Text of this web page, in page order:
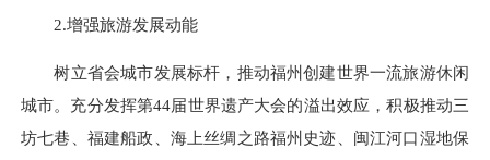
2.增强旅游发展动能
树立省会城市发展标杆，推动福州创建世界一流旅游休闲
城市。充分发挥第44届世界遗产大会的溢出效应，积极推动三
坊七巷、福建船政、海上丝绸之路福州史迹、闽江河口湿地保